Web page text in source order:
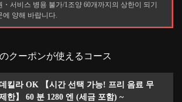
・서비스 병용 불가/1조양 60개까지의 상한이 되기
에 양해 바랍니다.
クーポンが使えるコース
킬라 OK 【시간 선택 가능! 프리 음료 무
한】 60 분 1280 엔 (세금 포함) ~